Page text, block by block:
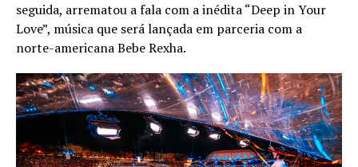
seguida, arrematou a fala com a inédita “Deep in Your
Love”, música que será lançada em parceria com a
norte-americana Bebe Rexha.